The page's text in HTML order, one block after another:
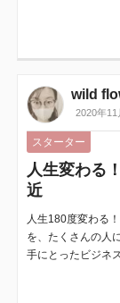
wild
2020年11
スターター
人生変わる
近
人生180度変わる
を、たくさんの人
手にとったビジネ